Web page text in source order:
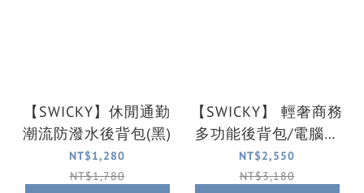
【SWICKY】休閒通勤
潮流防潑水後背包(黑)
NT$1,280
NT$1,780
【SWICKY】 輕奢商務
多功能後背包/電腦後
背包(黑)
NT$2,550
NT$3,180